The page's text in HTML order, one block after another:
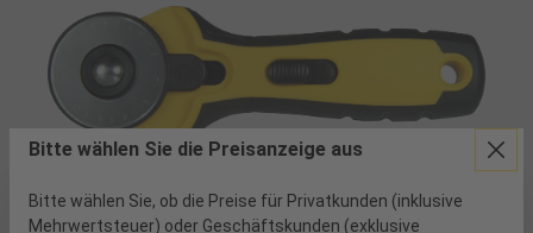
Produkte filtern
Bitte wählen Sie die Preisanzeige aus
Bitte wählen Sie, ob die Preise für Privatkunden (inklusive
Mehrwertsteuer) oder Geschäftskunden (exklusive